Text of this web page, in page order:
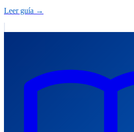
Leer guía →